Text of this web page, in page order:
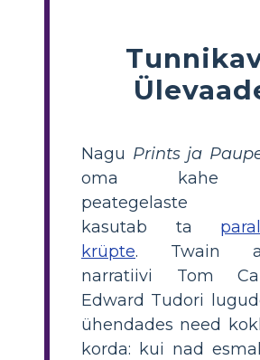
Nagu Prints ja
oma kahe
peategelaste
kasutab ta
krüpte. Twain
narratiivi Tom
Edward Tudori
ühendades need
korda: kui nad